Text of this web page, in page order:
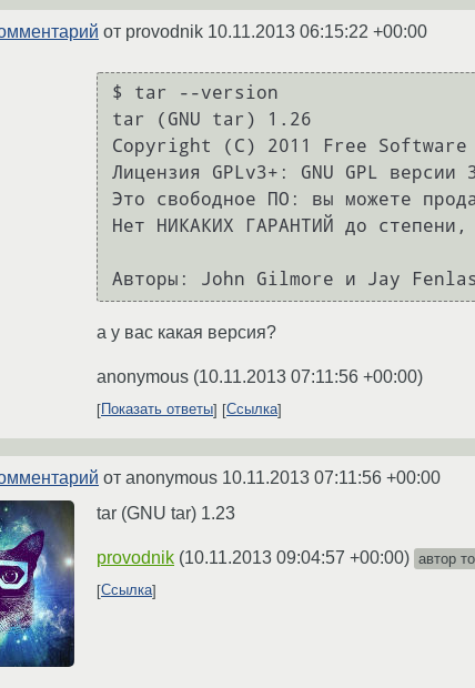
от provodnik 10.11.2013 06:15:22 +00:00
$ tar --version
tar (GNU tar) 1.26
Copyright (C) 2011 Free
Лицензия GPLv3+: GNU GPL
Это свободное ПО: вы можете
Нет НИКАКИХ ГАРАНТИЙ до степени,
а у вас какая версия?
anonymous (10.11.2013 07:11:56 +00:00)
Показать ответы Ссылка
от anonymous 10.11.2013 07:11:56 +00:00
tar (GNU tar) 1.23
provodnik (10.11.2013 09:04:57 +00:00) автор
Ссылка